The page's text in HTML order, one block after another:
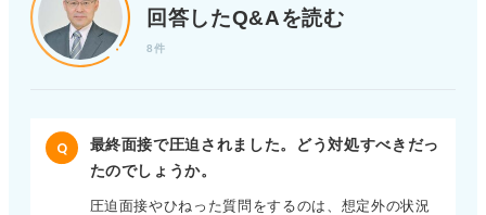
回答したQ&Aを読む
8件
Q
最終面接で圧迫されました。どう対処すべきだっ
たのでしょうか。
圧迫面接やひねった質問をするのは、想定外の状況